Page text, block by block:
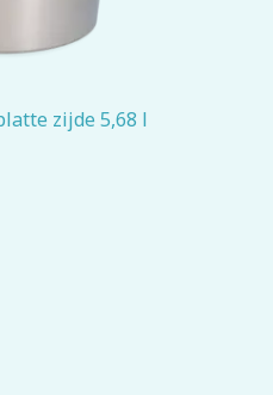
zijde 5,68 l